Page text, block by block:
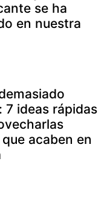
se ha
en nuestra
7 ideas rápidas
acaben en